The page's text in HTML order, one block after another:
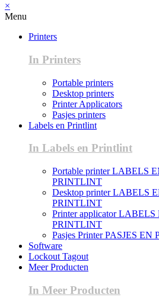
×
Menu
Printers
In Printers
Portable printers
Desktop printers
Printer Applicators
Pasjes printers
Labels en Printlint
In Labels en Printlint
Portable printer LABELS
PRINTLINT
Desktop printer LABELS
PRINTLINT
Printer applicator LABELS
PRINTLINT
Pasjes Printer PASJES
Software
Lockout Tagout
Meer Producten
In Meer Producten